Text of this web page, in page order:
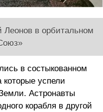
в орбитальном
в состыкованном
которые успели
Астронавты
корабля в другой